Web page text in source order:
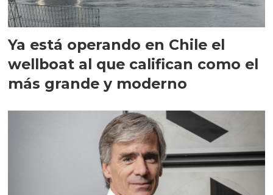
Ya está operando en Chile el
wellboat al que califican como el
más grande y moderno